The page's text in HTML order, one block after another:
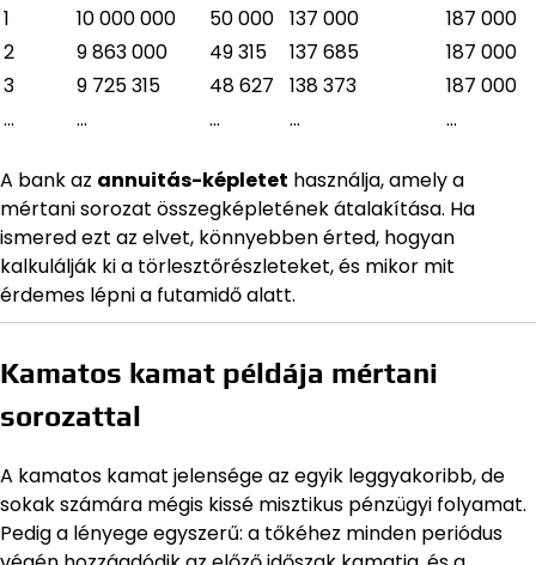
1
10 000 000 50 000 137 000
187 000
2
9 863 000 49 315 137 685
187 000
3
9 725 315 48 627 138 373
187 000
…
… … … …
A bank az annuitás-képletet használja, amely a
mértani sorozat összegképletének átalakítása. Ha
ismered ezt az elvet, könnyebben érted, hogyan
kalkulálják ki a törlesztőrészleteket, és mikor mit
érdemes lépni a futamidő alatt.
Kamatos kamat példája mértani
sorozattal
A kamatos kamat jelensége az egyik leggyakoribb, de
sokak számára mégis kissé misztikus pénzügyi folyamat.
Pedig a lényege egyszerű: a tőkéhez minden periódus